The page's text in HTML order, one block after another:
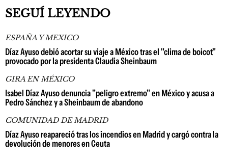
SEGUÍ LEYENDO
ESPAÑA Y MEXICO
Díaz Ayuso debió acortar su viaje a México tras el "clima de boicot"
provocado por la presidenta Claudia Sheinbaum
GIRA EN MÉXICO
Isabel Díaz Ayuso denuncia "peligro extremo" en México y acusa a
Pedro Sánchez y a Sheinbaum de abandono
COMUNIDAD DE MADRID
Díaz Ayuso reapareció tras los incendios en Madrid y cargó contra la
devolución de menores en Ceuta